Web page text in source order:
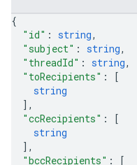
{
"id" : string,
"subject" : string,
"threadId" : string,
"toRecipients" :
[
string
] ,
"ccRecipients" :
[
string
] ,
"bccRecipients" : [